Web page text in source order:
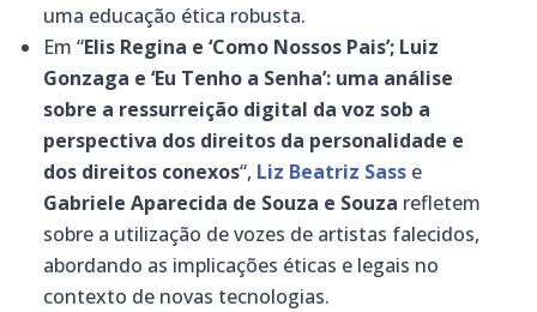
uma educação ética robusta.
Em “Elis Regina e ‘Como Nossos Pais’; Luiz
Gonzaga e ‘Eu Tenho a Senha’: uma análise
sobre a ressurreição digital da voz sob a
perspectiva dos direitos da personalidade e
dos direitos conexos“, Liz Beatriz Sass e
Gabriele Aparecida de Souza e Souza refletem
sobre a utilização de vozes de artistas falecidos,
abordando as implicações éticas e legais no
contexto de novas tecnologias.